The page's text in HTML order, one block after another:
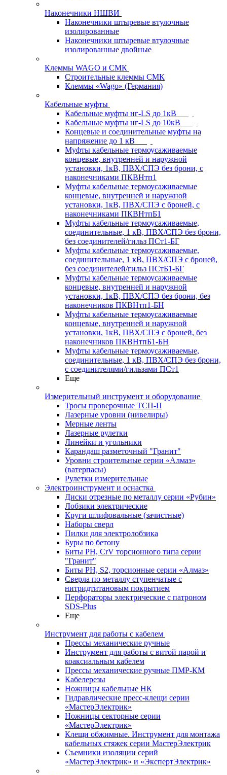
Наконечники НШВИ
Наконечники штыревые втулочные
изолированные
Наконечники штыревые втулочные
изолированные двойные
Клеммы WAGO и СМК
Строительные клеммы СМК
Клеммы «Wago» (Германия)
Кабельные муфты
Кабельные муфты нг-LS до 1кВ
Кабельные муфты нг-LS до 10кВ
Концевые и соединительные муфты на
напряжение до 1 кВ
Муфты кабельные термоусаживаемые
концевые, внутренней и наружной
установки, 1кВ, ПВХ/СПЭ без брони, с
наконечниками ПКВНтп1
Муфты кабельные термоусаживаемые
концевые, внутренней и наружной
установки, 1кВ, ПВХ/СПЭ с броней, с
наконечниками ПКВНтпБ1
Муфты кабельные термоусаживаемые,
соединительные, 1 кВ, ПВХ/СПЭ без брони,
без соединителей/гильз ПСт1-БГ
Муфты кабельные термоусаживаемые,
соединительные, 1 кВ, ПВХ/СПЭ с броней,
без соединителей/гильз ПСтБ1-БГ
Муфты кабельные термоусаживаемые
концевые, внутренней и наружной
установки, 1кВ, ПВХ/СПЭ без брони, без
наконечников ПКВНтп1-БН
Муфты кабельные термоусаживаемые
концевые, внутренней и наружной
установки, 1кВ, ПВХ/СПЭ с броней, без
наконечников ПКВНтпБ1-БН
Муфты кабельные термоусаживаемые,
соединительные, 1 кВ, ПВХ/СПЭ без брони,
с соединителями/гильзами ПСт1
Еще
Измерительный инструмент и оборудование
Тросы проверочные ТСП-П
Лазерные уровни (нивелиры)
Мерные ленты
Лазерные рулетки
Линейки и угольники
Карандаш разметочный "Гранит"
Уровни строительные серии «Алмаз»
(ватерпасы)
Рулетки измерительные
Электроинструмент и оснастка
Диски отрезные по металлу серии «Рубин»
Лобзики электрические
Круги шлифовальные (зачистные)
Наборы сверл
Пилки для электролобзика
Буры по бетону
Биты PH, CrV торсионного типа серии
"Гранит"
Биты PH, S2, торсионные серии «Алмаз»
Сверла по металлу ступенчатые с
нитридтитановым покрытием
Перфораторы электрические с патроном
SDS-Plus
Еще
Инструмент для работы с кабелем
Прессы механические ручные
Инструмент для работы с витой парой и
коаксиальным кабелем
Прессы механические ручные ПМР-КМ
Кабелерезы
Ножницы кабельные НК
Гидравлические пресс-клещи серии
«МастерЭлектрик»
Ножницы секторные серии
«МастерЭлектрик»
Клещи обжимные. Инструмент для монтажа
кабельных стяжек серии МастерЭлектрик
Съемники изоляции серий
«МастерЭлектрик» и «ЭкспертЭлектрик»